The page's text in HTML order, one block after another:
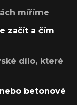
míříme
začít a čím
dílo, které
betonové